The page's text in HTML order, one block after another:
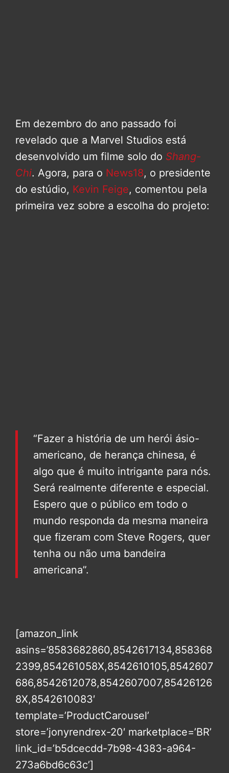
Em dezembro do ano passado foi
revelado que a Marvel Studios está
desenvolvido um filme solo do Shang-
Chi. Agora, para o News18, o presidente
do estúdio, Kevin Feige, comentou pela
primeira vez sobre a escolha do projeto:
“Fazer a história de um herói ásio-
americano, de herança chinesa, é
algo que é muito intrigante para nós.
Será realmente diferente e especial.
Espero que o público em todo o
mundo responda da mesma maneira
que fizeram com Steve Rogers, quer
tenha ou não uma bandeira
americana”.
[amazon_link
asins=’8583682860,8542617134,858368
2399,854261058X,8542610105,8542607
686,8542612078,8542607007,85426126
8X,8542610083′
template=’ProductCarousel’
store=’jonyrendrex-20′ marketplace=’BR’
link_id=’b5dcecdd-7b98-4383-a964-
273a6bd6c63c’]